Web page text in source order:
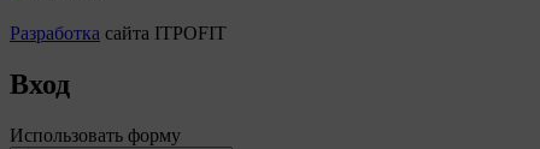
Разработка сайта ITPOFIT
Вход
Использовать форму